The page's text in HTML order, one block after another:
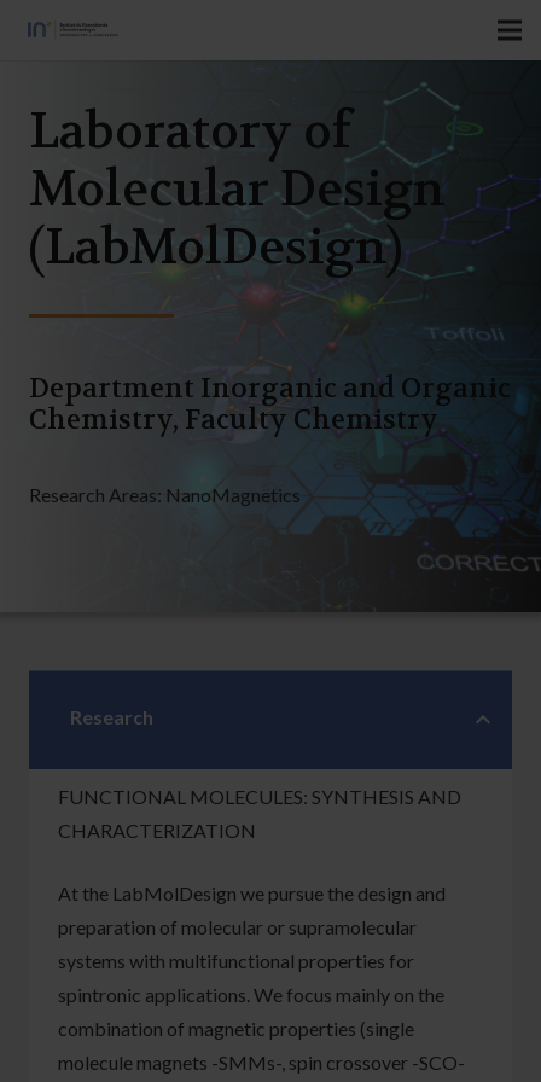
Laboratory of
Molecular Design
(LabMolDesign)
Department Inorganic and Organic
Chemistry, Faculty Chemistry
Research Areas: NanoMagnetics
Research
FUNCTIONAL MOLECULES: SYNTHESIS AND
CHARACTERIZATION
At the LabMolDesign we pursue the design and
preparation of molecular or supramolecular
systems with multifunctional properties for
spintronic applications. We focus mainly on the
combination of magnetic properties (single
molecule magnets -SMMs-, spin crossover -SCO-